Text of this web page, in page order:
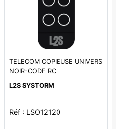
TELECOM COPIEUSE UNIVERS
NOIR-CODE RC
L2S SYSTORM
Réf : LSO12120